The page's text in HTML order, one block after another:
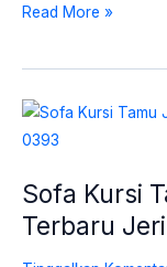
Read More »
Sofa Kursi
Terbaru
Sofa
Kursi
Jepara
Mewah